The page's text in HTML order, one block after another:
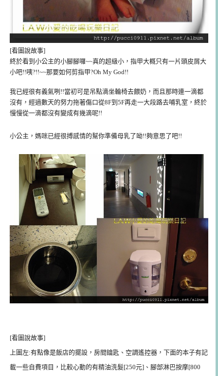
[看圖說故事]
終於看到小公主的小腳腳囉~~真的超級小，指甲大概只有一片頭皮屑大
小吧!!咦?!!~~那要如何剪指甲?Oh My God!!
我已經很有義氣咧!!當初可是吊點滴坐輪椅去餵奶，而且那時連一滴都
沒有，經過數天的努力拖著傷口從8F到5F再走一大段路去哺乳室，終於
慢慢從一滴都沒有變成有幾滴呢!!
小公主，媽咪已經很搏感情的幫你準備母乳了呦!!夠意思了吧!!
[看圖說故事]
上圖左:有點像是飯店的擺設，房間鑰匙、空調遙控器，下面的本子有記
載一些自費項目，比較心動的有精油洗髮[250元]、腳部淋巴按摩[800